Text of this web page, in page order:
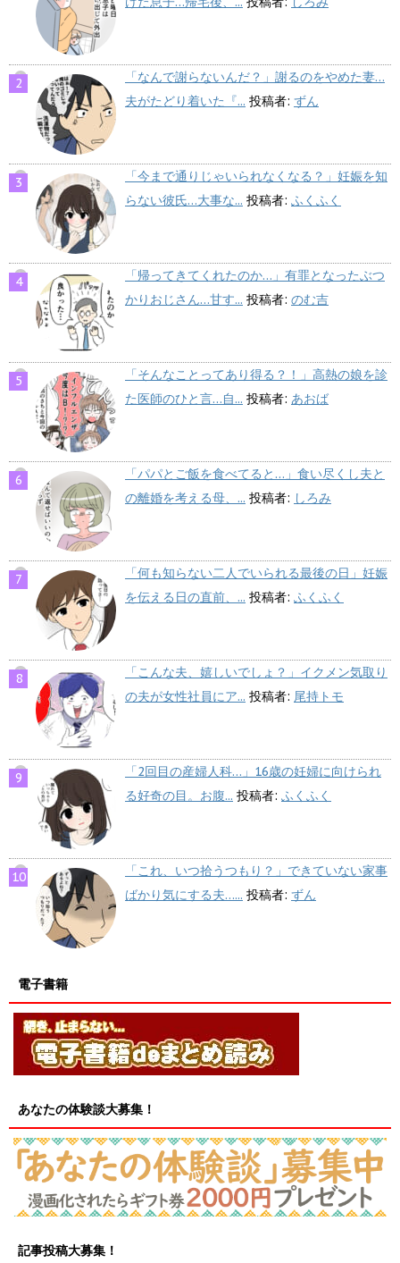
「なんで謝らないんだ？」謝るのをやめた妻…
夫がたどり着いた『... 投稿者: ずん
「今まで通りじゃいられなくなる？」妊娠を知
らない彼氏…大事な... 投稿者: ふくふく
「帰ってきてくれたのか…」有罪となったぶつ
かりおじさん…甘す... 投稿者: のむ吉
「そんなことってあり得る？！」高熱の娘を診
た医師のひと言…自... 投稿者: あおば
「パパとご飯を食べてると…」食い尽くし夫と
の離婚を考える母、... 投稿者: しろみ
「何も知らない二人でいられる最後の日」妊娠
を伝える日の直前、... 投稿者: ふくふく
「こんな夫、嬉しいでしょ？」イクメン気取り
の夫が女性社員にア... 投稿者: 尾持トモ
「2回目の産婦人科…」16歳の妊婦に向けられ
る好奇の目。お腹... 投稿者: ふくふく
「これ、いつ拾うつもり？」できていない家事
ばかり気にする夫…... 投稿者: ずん
電子書籍
あなたの体験談大募集！
記事投稿大募集！